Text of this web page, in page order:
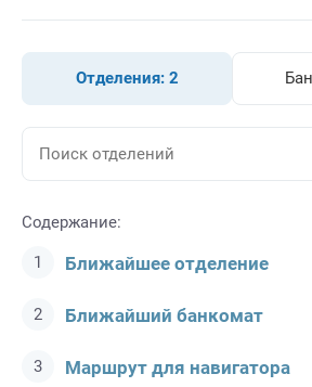
Отделения: 2
Содержание:
Ближайшее отделение
Ближайший банкомат
Маршрут для навигатора